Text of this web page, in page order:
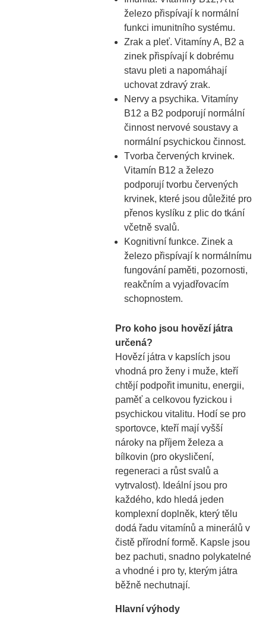
železo přispívají k normální
funkci imunitního systému.
Zrak a pleť. Vitamíny A, B2 a
zinek přispívají k dobrému
stavu pleti a napomáhají
uchovat zdravý zrak.
Nervy a psychika. Vitamíny
B12 a B2 podporují normální
činnost nervové soustavy a
normální psychickou činnost.
Tvorba červených krvinek.
Vitamín B12 a železo
podporují tvorbu červených
krvinek, které jsou důležité pro
přenos kyslíku z plic do tkání
včetně svalů.
Kognitivní funkce. Zinek a
železo přispívají k normálnímu
fungování paměti, pozornosti,
reakčním a vyjadřovacím
schopnostem.
Pro koho jsou hovězí játra
určená?
Hovězí játra v kapslích jsou
vhodná pro ženy i muže, kteří
chtějí podpořit imunitu, energii,
paměť a celkovou fyzickou i
psychickou vitalitu. Hodí se pro
sportovce, kteří mají vyšší
nároky na příjem železa a
bílkovin (pro okysličení,
regeneraci a růst svalů a
vytrvalost). Ideální jsou pro
každého, kdo hledá jeden
komplexní doplněk, který tělu
dodá řadu vitamínů a minerálů v
čistě přírodní formě. Kapsle jsou
bez pachuti, snadno polykatelné
a vhodné i pro ty, kterým játra
běžně nechutnají.
Hlavní výhody